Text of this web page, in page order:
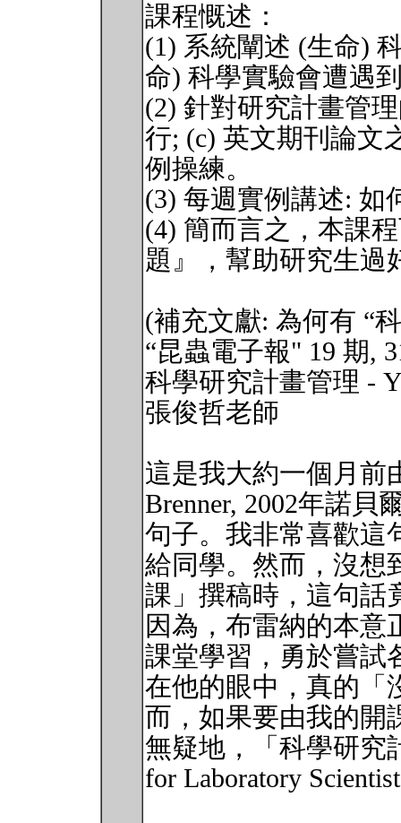
課程慨述：
(1) 系統闡述 (生命)
命) 科學實驗會遭遇
(2) 針對研究計畫管
行; (c) 英文期刊論文
例操練。
(3) 每週實例講述: 如
(4) 簡而言之，本課
題』，幫助研究生過
(補充文獻: 為何有 “
“昆蟲電子報" 19 期,
科學研究計畫管理 -
張俊哲老師
這是我大約一個月前
Brenner, 2002年諾貝
句子。我非常喜歡這
給同學。然而，沒想
課」撰稿時，這句話
因為，布雷納的本意
課堂學習，勇於嘗試
在他的眼中，真的「
而，如果要由我的開
無疑地，「科學研究
for Laboratory